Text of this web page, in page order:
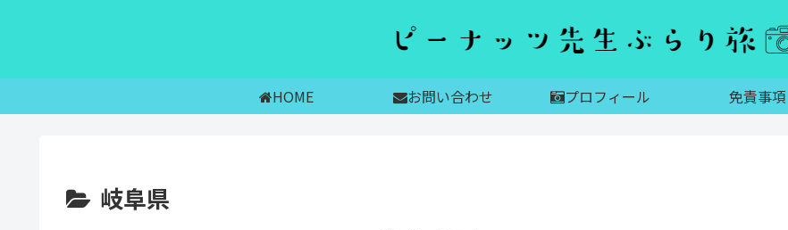
HOME お問い合わせ プロフィール 免責事項
岐阜県